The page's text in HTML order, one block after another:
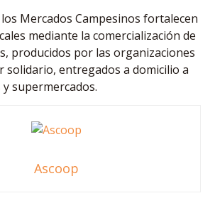
Mercados Campesinos fortalecen
mediante la comercialización de
producidos por las organizaciones
solidario, entregados a domicilio a
supermercados.
Ascoop